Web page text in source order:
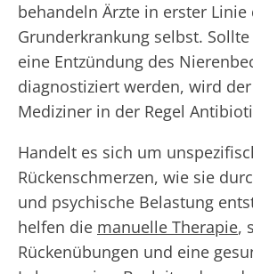
behandeln Ärzte in erster Linie
Grunderkrankung selbst.
eine Entzündung des
diagnostiziert werden, wird
Mediziner in der Regel
Handelt es sich um
Rückenschmerzen, wie sie
und psychische Belastung
helfen die manuelle Therapie,
Rückenübungen und eine